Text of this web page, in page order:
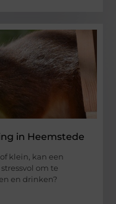
in Heemstede
klein, kan een
om te
en drinken?